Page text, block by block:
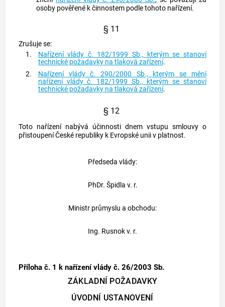
osoby pověřené k činnostem podle tohoto nařízení.
§ 11
Zrušuje se:
1.
Nařízení vlády č. 182/1999 Sb., kterým se stanoví
technické požadavky na tlaková zařízení.
2.
Nařízení vlády č. 290/2000 Sb., kterým se mění
nařízení vlády č. 182/1999 Sb., kterým se stanoví
technické požadavky na tlaková zařízení.
§ 12
Toto nařízení nabývá účinnosti dnem vstupu smlouvy o
přistoupení České republiky k Evropské unii v platnost.
Předseda vlády:
PhDr. Špidla v. r.
Ministr průmyslu a obchodu:
Ing. Rusnok v. r.
Příloha č. 1 k nařízení vlády č. 26/2003 Sb.
ZÁKLADNÍ POŽADAVKY
ÚVODNÍ USTANOVENÍ